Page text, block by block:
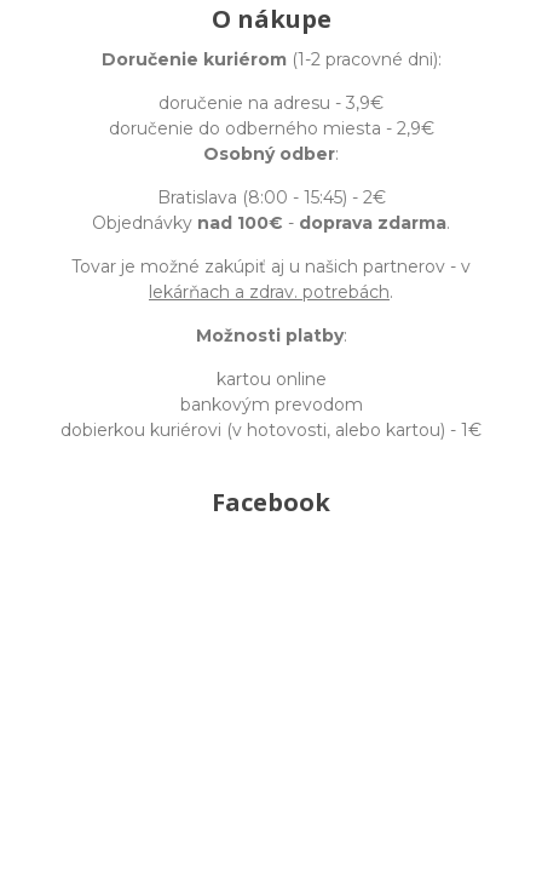
O nákupe
Doručenie kuriérom(1-2 pracovné dni):
doručenie na adresu - 3,9€
doručenie do odberného miesta - 2,9€
Osobný odber:
Bratislava (8:00 - 15:45) - 2€
Objednávky nad 100€ - doprava zdarma.
Tovar je možné zakúpiť aj u našich partnerov - v
lekárňach a zdrav. potrebách.
Možnosti platby:
kartou online
bankovým prevodom
dobierkou kuriérovi (v hotovosti, alebo kartou) - 1€
Facebook